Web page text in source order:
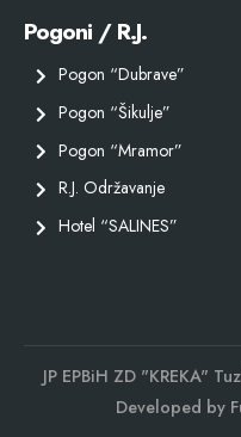
Pogoni / R.J.
Pogon “Dubrave”
Pogon “Šikulje”
Pogon “Mramor”
R.J. Održavanje
Hotel “SALINES”
JP EPBiH ZD "KREKA"
Developed by